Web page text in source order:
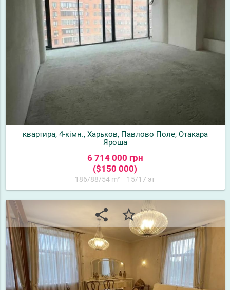
квартира, 4-кімн., Харьков, Павлово Поле, Отакара
Яроша
6 714 000 грн
($150 000)
186/88/54 m² 15/17 эт
share star_border